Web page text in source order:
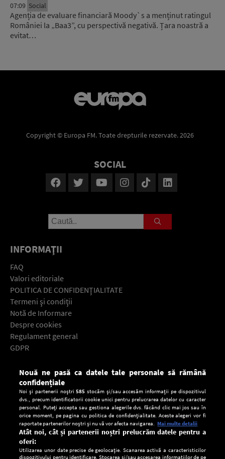
07:09 Social
Agenția de evaluare financiară Moody`s a menținut ratingul
României la „Baa3”, cu perspectivă negativă. Țara noastră a
evitat…
Copyright © Europa FM. Toate drepturile rezervate. 2026
SOCIAL
INFORMAŢII
FAQ
Valori editoriale
POLITICA DE CONFIDENŢIALITATE
Termeni şi condiţii
Notă de Informare
Despre cookies
Regulament general
GDPR
Descarcă gratuit aplicaţia Europa FM pentru smartphone:
Nouă ne pasă ca datele tale personale să rămână
confidențiale
Noi și partenerii noștri585 stocăm și/sau accesăm informații pe dispozitivul
dvs., precum identificatorii cookie unici pentru prelucrarea datelor cu caracter
personal. Puteți accepta sau gestiona alegerile dvs. făcând clic mai jos sau în
orice moment, pe pagina cu politica de confidențialitate. Aceste alegeri vor fi
raportate partenerilor noștri și nu vă vor afecta navigarea. Mai multe detalii
Atât noi, cât și partenerii noștri prelucrăm datele pentru a
oferi:
Utilizarea unor date precise de geolocație. Scanarea activă a caracteristicilor
dispozitivului pentru identificare. Stocarea și/sau accesarea informațiilor de pe